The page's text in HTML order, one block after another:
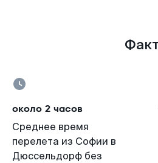
около 2 часов
Среднее время
перелета из Софии в
Дюссельдорф без